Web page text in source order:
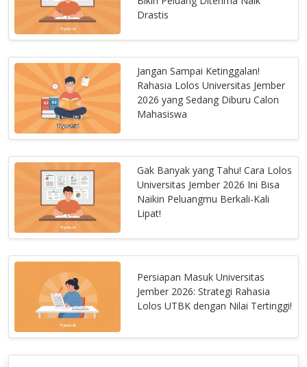
Drastis
Jangan Sampai Ketinggalan!
Rahasia Lolos Universitas Jember
2026 yang Sedang Diburu Calon
Mahasiswa
Gak Banyak yang Tahu! Cara Lolos
Universitas Jember 2026 Ini Bisa
Naikin Peluangmu Berkali-Kali
Lipat!
Persiapan Masuk Universitas
Jember 2026: Strategi Rahasia
Lolos UTBK dengan Nilai Tertinggi!